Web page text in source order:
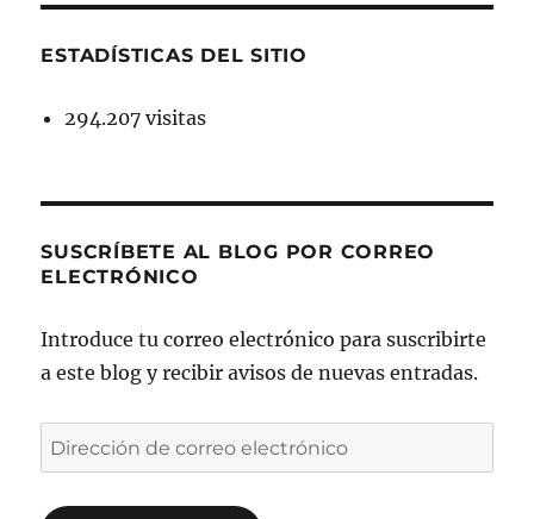
ESTADÍSTICAS DEL SITIO
294.207 visitas
SUSCRÍBETE AL BLOG POR CORREO
ELECTRÓNICO
Introduce tu correo electrónico para suscribirte
a este blog y recibir avisos de nuevas entradas.
Dirección
de
correo